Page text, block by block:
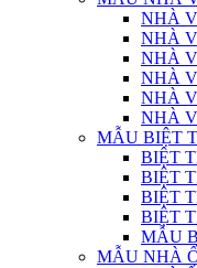
NHÀ
NHÀ
NHÀ
NHÀ
NHÀ
NHÀ
MẪU BIỆT
BIỆT
BIỆT
BIỆT
BIỆT
MẪU
MẪU NHÀ